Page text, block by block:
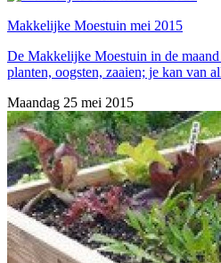
Makkelijke Moestuin mei 2015
De Makkelijke Moestuin in de
planten, oogsten, zaaien; je kan van
Maandag 25 mei 2015